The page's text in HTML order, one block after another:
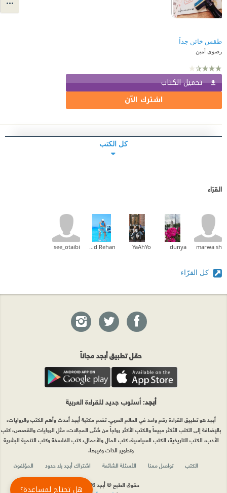
طقس خائن جداً
رضوى أمين
تحميل الكتاب
اشترك الآن
كل الكتب
القرّاء
marwa sh
dunya
YaAhYo
Khaled Rehan
see_otaibi
كل القرّاء
حمّل تطبيق أبجد مجاناً
أبجد: أسلوب جديد للقراءة العربية
أبجد هو تطبيق القراءة رقم واحد في العالم العربي. تضم مكتبة أبجد أحدث وأهم الكتب والروايات،
بالإضافة إلى الكتب الأكثر مبيعاً والكتب الأكثر رواجاً من شتّى المجالات، مثل الروايات والقصص، كتب
الأدب، الكتب التاريخية، الكتب السياسية، كتب المال والأعمال، كتب الفلسفة وكتب التنمية البشرية
وتطوير الذات وغيرها.
الكتب
تواصل معنا الأسئلة الشائعة اشتراك أبجد بلا حدود
المؤلفون
حقوق الطبع © أبجد 2026
هل تحتاج لمساعدة؟